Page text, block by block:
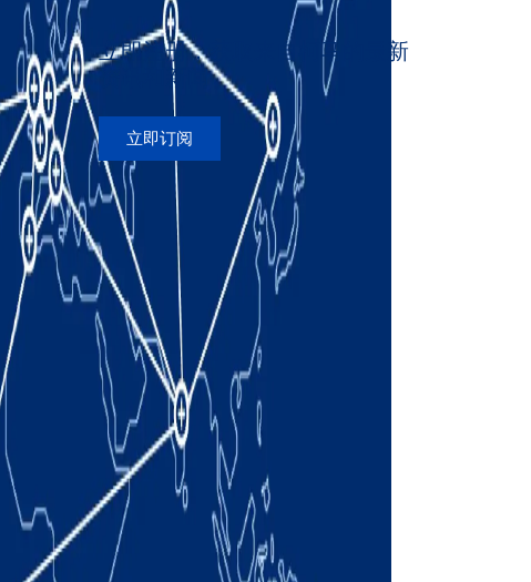
立即注册，获取来自柯马的最新
资讯和新闻
立即订阅